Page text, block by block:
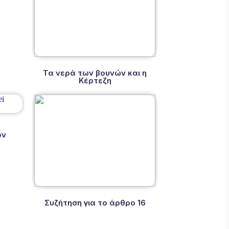
Τα νερά των βουνών και η
Κέρτεζη
Συζήτηση για το άρθρο 16